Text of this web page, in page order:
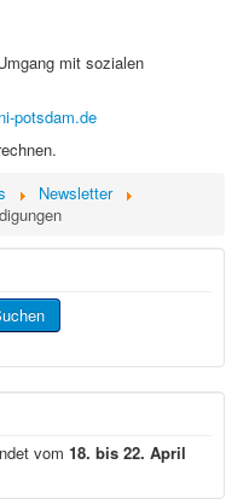
mit sozialen
potsdam.de
Newsletter
vom 18. bis 22. April